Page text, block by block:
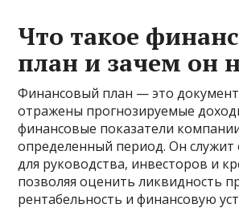
Что такое
план и зачем он
Финансовый план — это
отражены прогнозируемые
финансовые показатели
определенный период. Он
для руководства, инвесторов и
позволяя оценить ликвидность
рентабельность и финансовую